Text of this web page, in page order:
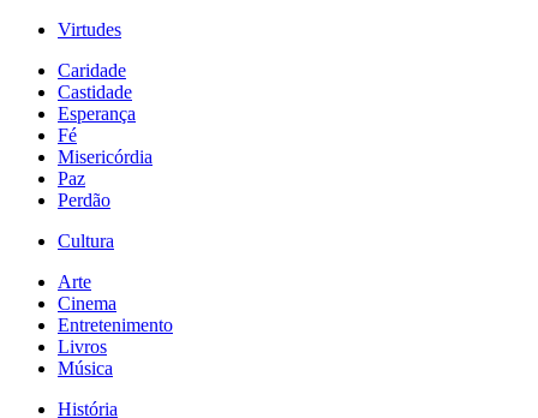
Virtudes
Caridade
Castidade
Esperança
Fé
Misericórdia
Paz
Perdão
Cultura
Arte
Cinema
Entretenimento
Livros
Música
História